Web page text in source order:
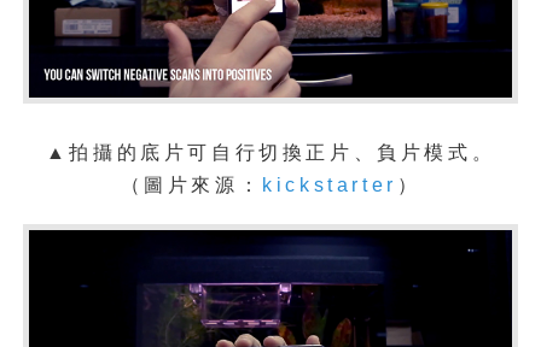
▲拍攝的底片可自行切換正片、負片模式。
（ 圖片來源： kickstarter ）